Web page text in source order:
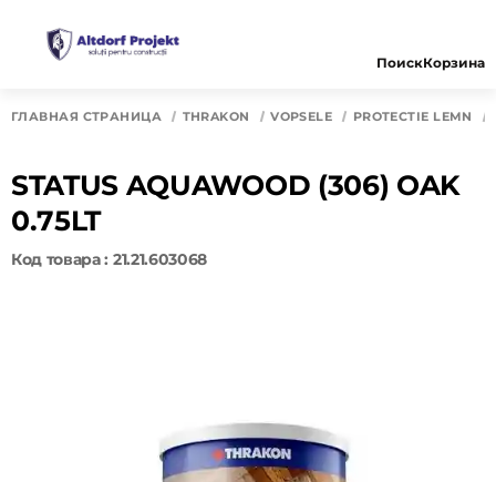
ПоискКорзина
ГЛАВНАЯ СТРАНИЦА THRAKON VOPSELE PROTECTIE LEMN
STATUS AQUAWOOD (306) OAK
0.75LT
Код товара : 21.21.603068